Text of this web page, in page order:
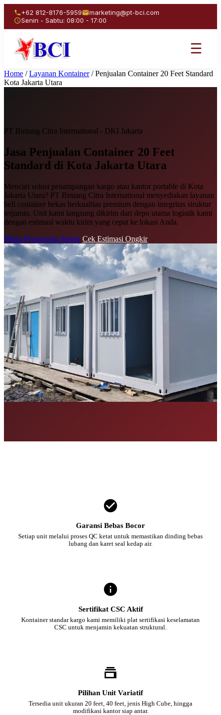
+62 812-8176-5959
marketing@pt-bci.com
Senin - Sabtu: 08:00 - 17:00
☰
Home / Layanan Kontainer / Penjualan Container 20 Feet Standard
Kota Jakarta Utara
PT Bintang Citra International - DKI Jakarta
Jasa Penjualan Container 20 Feet
Standard di Kota Jakarta Utara
Mencari solusi penampangan kargo atau kantor portable di Kota
Jakarta Utara? PT Bintang Citra International menyediakan layanan
beli container bekas berkualitas premium dengan integritas struktur
terjamin. Unit kami langsung dikirim dari depo utama logistik kami
dengan estimasi waktu kirim yang cepat ke lokasi Anda.
Minta Penawaran Resmi Cek Estimasi Ongkir
Garansi Bebas Bocor
Setiap unit melalui proses QC ketat untuk memastikan dinding bebas
lubang dan karet seal kedap air.
Sertifikat CSC Aktif
Kontainer standar kargo kami memiliki plat sertifikasi keselamatan
CSC untuk menjamin kekuatan struktural.
Pilihan Unit Variatif
Tersedia unit ukuran 20 feet, 40 feet, jenis High Cube, hingga
modifikasi kantor siap antar.